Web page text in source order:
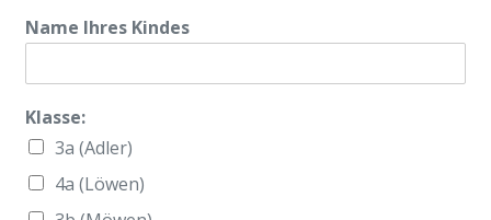
Name Ihres Kindes
Klasse:
3a (Adler)
4a (Löwen)